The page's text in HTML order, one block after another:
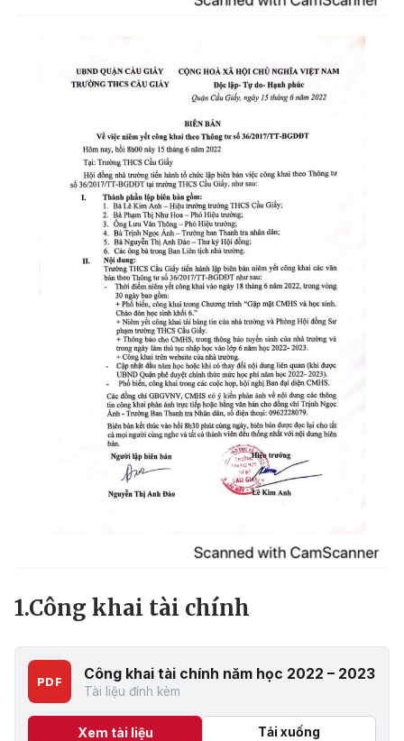
1.Công khai tài chính
PDF Công khai tài chính năm học 2022 – 2023
Tài liệu đính kèm
Xem tài liệu Tải xuống